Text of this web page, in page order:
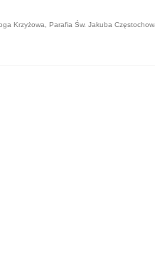
Krzyżowa Parafia Św. Jakuba